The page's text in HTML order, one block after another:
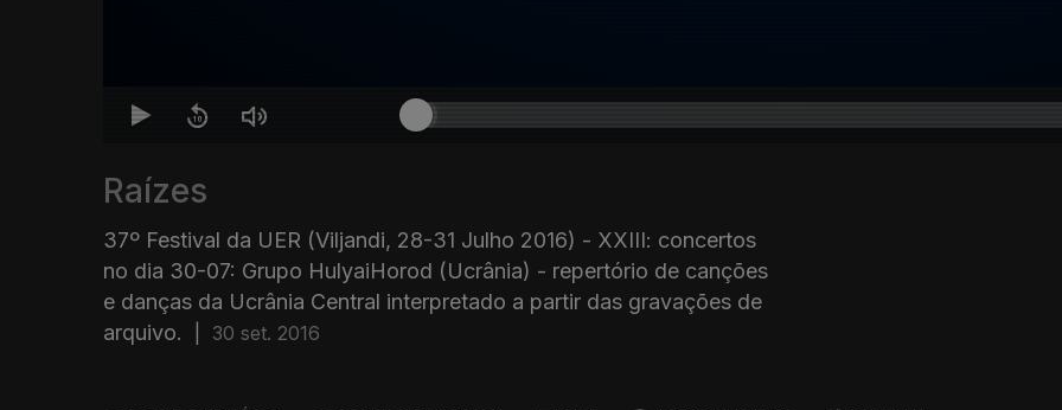
Raízes
37º Festival da UER (Viljandi, 28-31 Julho 2016) - XXIII: concertos
no dia 30-07: Grupo HulyaiHorod (Ucrânia) - repertório de canções
e danças da Ucrânia Central interpretado a partir das gravações de
arquivo.
30 set. 2016